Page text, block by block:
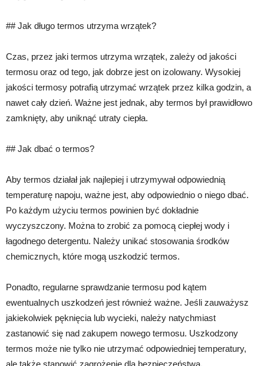
## Jak długo termos utrzyma wrzątek?
Czas, przez jaki termos utrzyma wrzątek, zależy od jakości
termosu oraz od tego, jak dobrze jest on izolowany. Wysokiej
jakości termosy potrafią utrzymać wrzątek przez kilka godzin, a
nawet cały dzień. Ważne jest jednak, aby termos był prawidłowo
zamknięty, aby uniknąć utraty ciepła.
## Jak dbać o termos?
Aby termos działał jak najlepiej i utrzymywał odpowiednią
temperaturę napoju, ważne jest, aby odpowiednio o niego dbać.
Po każdym użyciu termos powinien być dokładnie
wyczyszczony. Można to zrobić za pomocą ciepłej wody i
łagodnego detergentu. Należy unikać stosowania środków
chemicznych, które mogą uszkodzić termos.
Ponadto, regularne sprawdzanie termosu pod kątem
ewentualnych uszkodzeń jest również ważne. Jeśli zauważysz
jakiekolwiek pęknięcia lub wycieki, należy natychmiast
zastanowić się nad zakupem nowego termosu. Uszkodzony
termos może nie tylko nie utrzymać odpowiedniej temperatury,